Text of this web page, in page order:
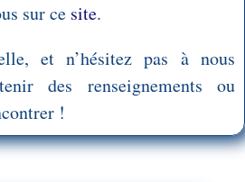
sur ce site.
et n’hésitez pas à nous
des renseignements ou
!